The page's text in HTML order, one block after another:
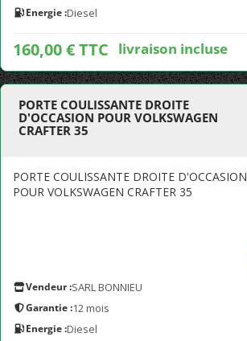
Energie :Diesel
160,00 € TTC livraison incluse
PORTE COULISSANTE DROITE
D'OCCASION POUR VOLKSWAGEN
CRAFTER 35
PORTE COULISSANTE DROITE D'OCCASION
POUR VOLKSWAGEN CRAFTER 35
Vendeur :SARL BONNIEU
Garantie :12 mois
Energie :Diesel